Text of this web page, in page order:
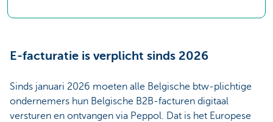
E-facturatie is verplicht sinds 2026
Sinds januari 2026 moeten alle Belgische btw-plichtige
ondernemers hun Belgische B2B-facturen digitaal
versturen en ontvangen via Peppol. Dat is het Europese